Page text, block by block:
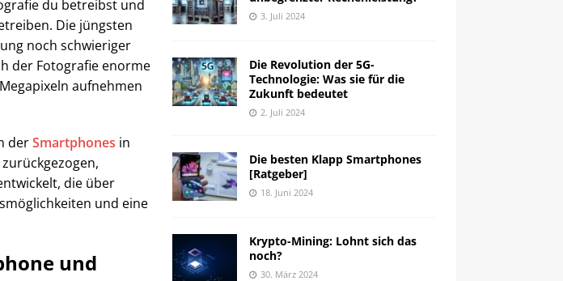
du betreibst und
Die jüngsten
noch schwieriger
der Fotografie enorme
aufnehmen
derSmartphones in
die über
und eine
und
3. Juli 2024
Die Revolution der 5G-
Technologie: Was sie für die
Zukunft bedeutet
2. Juli 2024
Die besten Klapp Smartphones
[Ratgeber]
18. Juni 2024
Krypto-Mining: Lohnt sich das
noch?
30. März 2024